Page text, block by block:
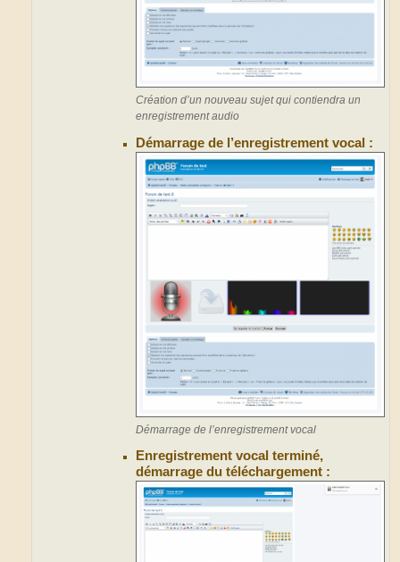
Création d’un nouveau sujet qui contiendra un
enregistrement audio
Démarrage de l’enregistrement vocal :
Démarrage de l’enregistrement vocal
Enregistrement vocal terminé,
démarrage du téléchargement :